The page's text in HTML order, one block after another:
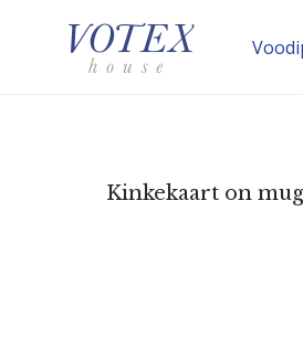
Kinke­kaart on